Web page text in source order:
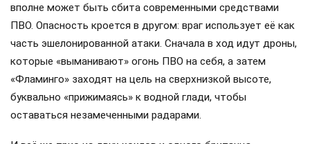
вполне может быть сбита современными средствами
ПВО. Опасность кроется в другом: враг использует её как
часть эшелонированной атаки. Сначала в ход идут дроны,
которые «выманивают» огонь ПВО на себя, а затем
«Фламинго» заходят на цель на сверхнизкой высоте,
буквально «прижимаясь» к водной глади, чтобы
оставаться незамеченными радарами.